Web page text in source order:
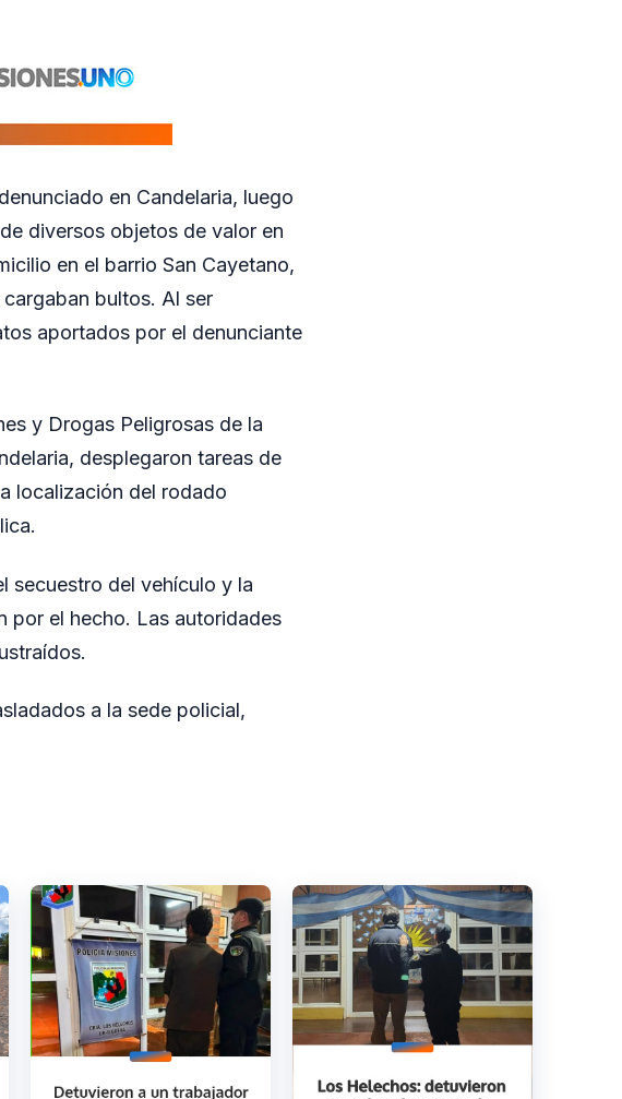
en Candelaria, luego
diversos objetos de valor en
en el barrio San Cayetano,
bultos. Al ser
aportados por el denunciante
y Drogas Peligrosas de la
desplegaron tareas de
localización del rodado
secuestro del vehículo y la
por el hecho. Las autoridades
a la sede policial,